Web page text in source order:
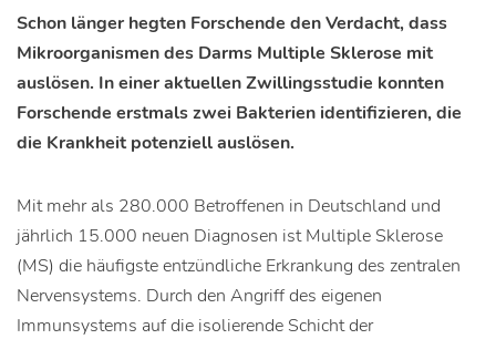
Schon länger hegten Forschende den Verdacht, dass
Mikroorganismen des Darms Multiple Sklerose mit
auslösen. In einer aktuellen Zwillingsstudie konnten
Forschende erstmals zwei Bakterien identifizieren, die
die Krankheit potenziell auslösen.
Mit mehr als 280.000 Betroffenen in Deutschland und
jährlich 15.000 neuen Diagnosen ist Multiple Sklerose
(MS) die häufigste entzündliche Erkrankung des zentralen
Nervensystems. Durch den Angriff des eigenen
Immunsystems auf die isolierende Schicht der